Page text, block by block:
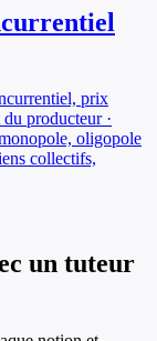
prix
producteur ·
oligopole
collectifs,
un tuteur